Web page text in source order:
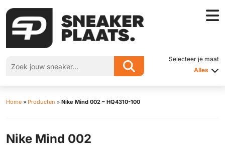
Selecteer je maat
Alles
Home » Producten » Nike Mind 002 – HQ4310-100
Nike Mind 002